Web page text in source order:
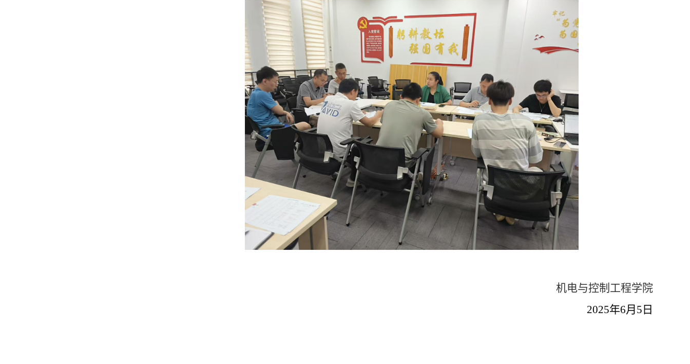
机电与控制工程学院
2025年6月5日